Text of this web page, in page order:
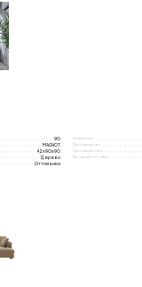
90
MAGNOT
42x90x90
Дерево
Оттоманки
Материал обивки